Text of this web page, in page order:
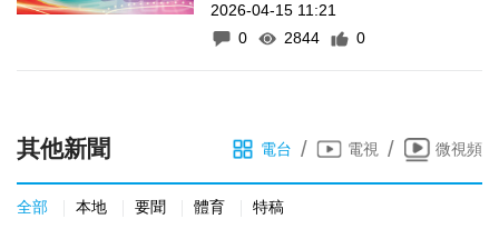
2026-04-15 11:21
0
2844 0
其他新聞 電台 / 電視 / 微視頻
全部 本地 要聞 體育 特稿